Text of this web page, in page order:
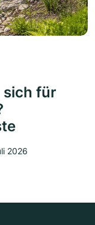
sich für
2026